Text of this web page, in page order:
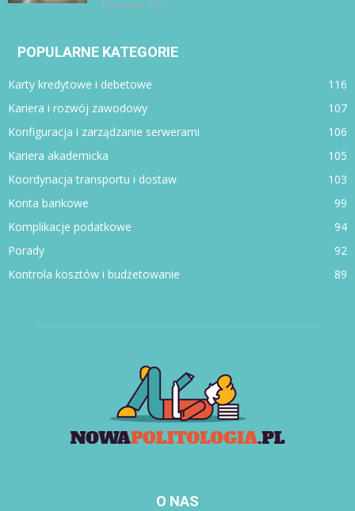
4 września 2017
POPULARNE KATEGORIE
Karty kredytowe i debetowe
116
Kariera i rozwój zawodowy
107
Konfiguracja i zarządzanie serwerami
106
Kariera akademicka
105
Koordynacja transportu i dostaw
103
Konta bankowe
99
Komplikacje podatkowe
94
Porady
92
Kontrola kosztów i budżetowanie
89
O NAS